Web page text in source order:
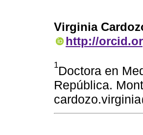
Virginia
http://
1Doctora en
República.